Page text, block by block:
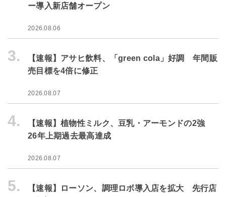
ー導入新店舗オープン
2026.08.06
3.
【速報】アサヒ飲料、「green cola」好調 年間販
売目標を4倍に修正
2026.08.07
4.
【速報】植物性ミルク、豆乳・アーモンドの2強
26年上期過去最高達成
2026.08.07
5.
【速報】ローソン、調理ロボ導入店を拡大 先行店